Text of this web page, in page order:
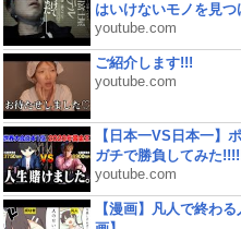
はいけないモノを見つ
youtube.com
ご紹介します!!!
youtube.com
【日本一VS日本一】
ガチで勝負してみた
youtube.com
【漫画】凡人で終わ